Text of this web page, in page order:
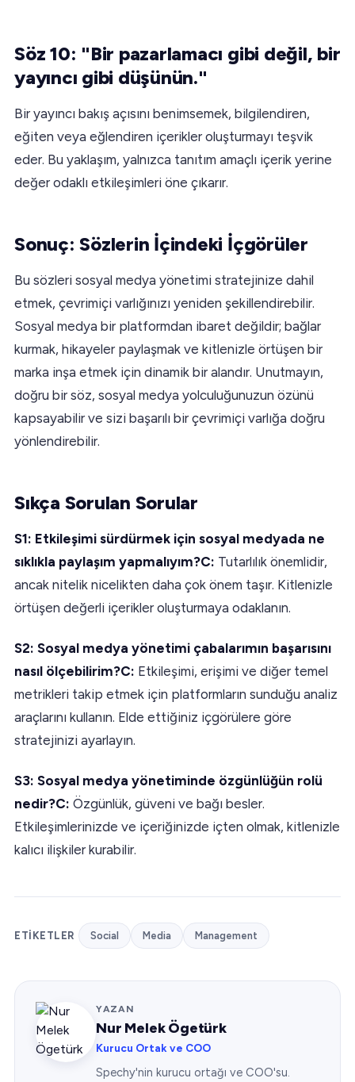
Söz 10: "Bir pazarlamacı gibi değil, bir
yayıncı gibi düşünün."
Bir yayıncı bakış açısını benimsemek, bilgilendiren,
eğiten veya eğlendiren içerikler oluşturmayı teşvik
eder. Bu yaklaşım, yalnızca tanıtım amaçlı içerik yerine
değer odaklı etkileşimleri öne çıkarır.
Sonuç: Sözlerin İçindeki İçgörüler
Bu sözleri sosyal medya yönetimi stratejinize dahil
etmek, çevrimiçi varlığınızı yeniden şekillendirebilir.
Sosyal medya bir platformdan ibaret değildir; bağlar
kurmak, hikayeler paylaşmak ve kitlenizle örtüşen bir
marka inşa etmek için dinamik bir alandır. Unutmayın,
doğru bir söz, sosyal medya yolculuğunuzun özünü
kapsayabilir ve sizi başarılı bir çevrimiçi varlığa doğru
yönlendirebilir.
Sıkça Sorulan Sorular
S1: Etkileşimi sürdürmek için sosyal medyada ne
sıklıkla paylaşım yapmalıyım?C: Tutarlılık önemlidir,
ancak nitelik nicelikten daha çok önem taşır. Kitlenizle
örtüşen değerli içerikler oluşturmaya odaklanın.
S2: Sosyal medya yönetimi çabalarımın başarısını
nasıl ölçebilirim?C: Etkileşimi, erişimi ve diğer temel
metrikleri takip etmek için platformların sunduğu analiz
araçlarını kullanın. Elde ettiğiniz içgörülere göre
stratejinizi ayarlayın.
S3: Sosyal medya yönetiminde özgünlüğün rolü
nedir?C: Özgünlük, güveni ve bağı besler.
Etkileşimlerinizde ve içeriğinizde içten olmak, kitlenizle
kalıcı ilişkiler kurabilir.
ETIKETLER Social Media Management
YAZAN
Nur Melek Ögetürk
Kurucu Ortak ve COO
Spechy'nin kurucu ortağı ve COO'su.